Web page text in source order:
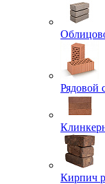
Рядовой
Кирпич